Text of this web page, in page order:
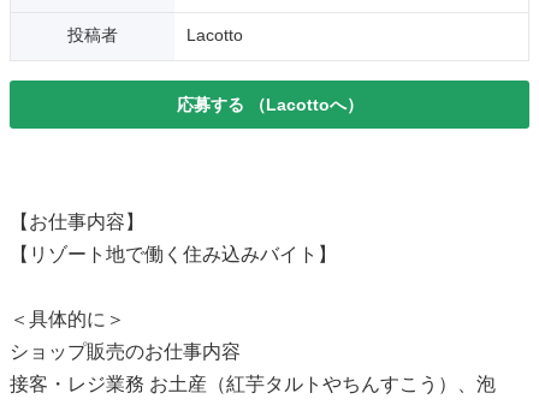
投稿者 Lacotto
応募する （Lacottoへ）
【お仕事内容】
【リゾート地で働く住み込みバイト】
＜具体的に＞
ショップ販売のお仕事内容
接客・レジ業務 お土産（紅芋タルトやちんすこう）、泡